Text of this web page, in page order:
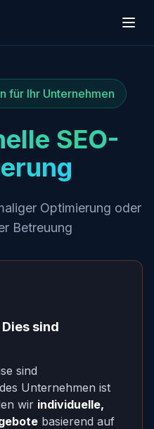
für Ihr Unternehmen
SEO-
Optimierung oder
Betreuung
sind
sind
Unternehmen ist
wir individuelle,
basierend auf